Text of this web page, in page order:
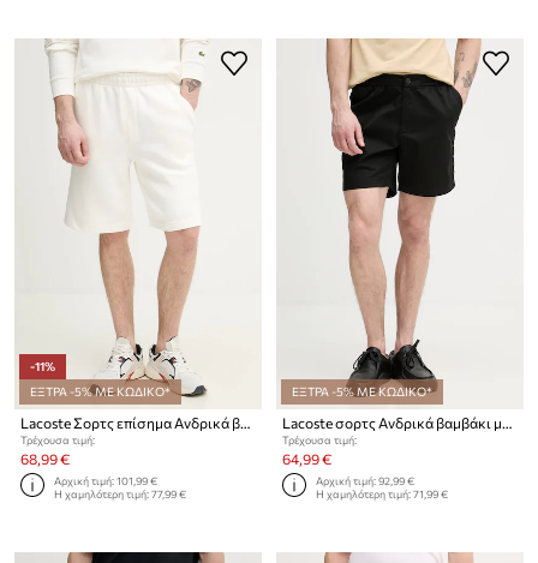
-11%
ΕΞΤΡΑ -5% ΜΕ ΚΩΔΙΚΟ*
Lacoste Σορτς επίσημα Ανδρικά βαμβακερά
Τρέχουσα τιμή:
68,99 €
Αρχική τιμή:101,99 €
Η χαμηλότερη τιμή:77,99 €
ΕΞΤΡΑ -5% ΜΕ ΚΩΔΙΚΟ*
Lacoste σορτς Ανδρικά βαμβάκι με ελαστάν
Τρέχουσα τιμή:
64,99 €
Αρχική τιμή:92,99 €
Η χαμηλότερη τιμή:71,99 €